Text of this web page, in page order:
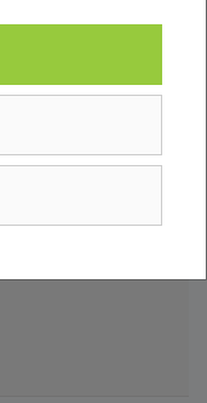
15 black na
ACID Traveler